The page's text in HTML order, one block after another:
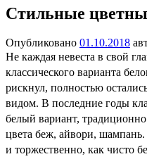
Стильные
Опубликовано 01.10.2018
Не каждая невеста в свой
классического варианта
рискнул, полностью
видом. В последние годы
белый вариант,
цвета беж, айвори,
и торжественно, как чисто